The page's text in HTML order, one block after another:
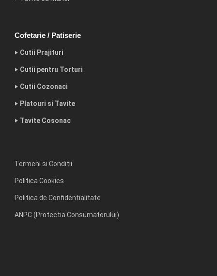
Cofetarie / Patiserie
‣ Cutii Prajituri
‣ Cutii pentru Torturi
‣ Cutii Cozonaci
‣ Platouri si Tavite
‣ Tavite Cosonac
Termeni si Conditii
Politica Cookies
Politica de Confidentialitate
ANPC (Protectia Consumatorului)